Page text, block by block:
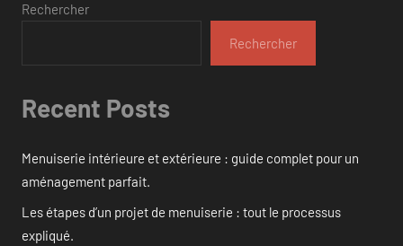
Rechercher
Rechercher
Recent Posts
Menuiserie intérieure et extérieure : guide complet pour un
aménagement parfait.
Les étapes d’un projet de menuiserie : tout le processus
expliqué.